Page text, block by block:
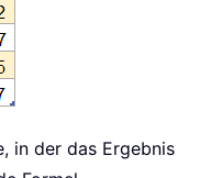
in der das Ergebnis